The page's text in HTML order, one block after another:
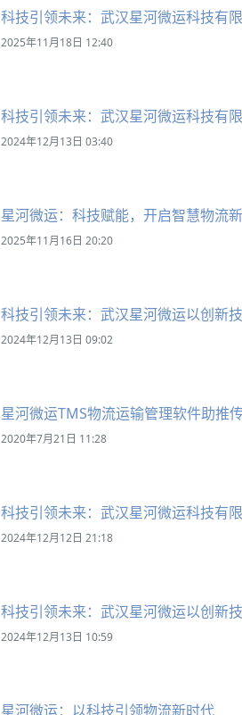
科技引领未来：武汉星河微运科技有
2025年11月18日 12:40
科技引领未来：武汉星河微运科技有
2024年12月13日 03:40
星河微运：科技赋能，开启智慧物流
2025年11月16日 20:20
科技引领未来：武汉星河微运以创新
2024年12月13日 09:02
星河微运TMS物流运输管理软件助推
2020年7月21日 11:28
科技引领未来：武汉星河微运科技有
2024年12月12日 21:18
科技引领未来：武汉星河微运以创新
2024年12月13日 10:59
星河微运：以科技引领物流新时代